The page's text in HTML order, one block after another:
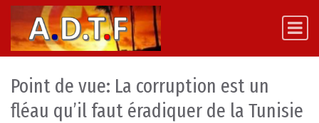
Skip to content
Main Navigation
Point de vue: La corruption est un
fléau qu’il faut éradiquer de la Tunisie